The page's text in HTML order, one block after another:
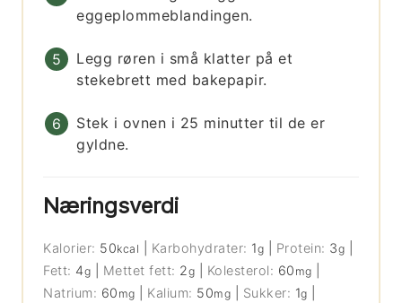
eggeplommeblandingen.
Legg røren i små klatter på et
stekebrett med bakepapir.
Stek i ovnen i 25 minutter til de er
gyldne.
Næringsverdi
Kalorier: 50kcal Karbohydrater: 1g Protein: 3g
Fett: 4g Mettet fett: 2g Kolesterol: 60 mg
Natrium: 60 mg Kalium: 50mg Sukker: 1g